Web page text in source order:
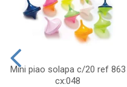
Mini piao solapa c/20 ref 863
cx:048